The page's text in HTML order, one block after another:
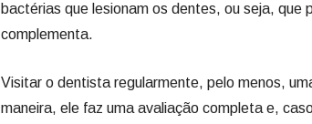
bactérias que lesionam os dentes, ou seja, que
complementa.
Visitar o dentista regularmente, pelo menos,
maneira, ele faz uma avaliação completa e,